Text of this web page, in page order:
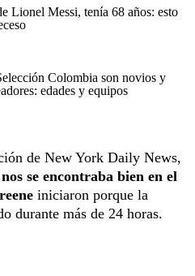
Lionel Messi, tenía 68 años: esto
Colombia son novios y
edades y equipos
de New York Daily News,
se encontraba bien en el
iniciaron porque la
durante más de 24 horas.